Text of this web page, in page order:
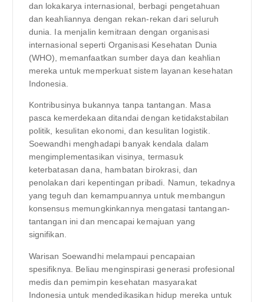
dan lokakarya internasional, berbagi pengetahuan
dan keahliannya dengan rekan-rekan dari seluruh
dunia. Ia menjalin kemitraan dengan organisasi
internasional seperti Organisasi Kesehatan Dunia
(WHO), memanfaatkan sumber daya dan keahlian
mereka untuk memperkuat sistem layanan kesehatan
Indonesia.
Kontribusinya bukannya tanpa tantangan. Masa
pasca kemerdekaan ditandai dengan ketidakstabilan
politik, kesulitan ekonomi, dan kesulitan logistik.
Soewandhi menghadapi banyak kendala dalam
mengimplementasikan visinya, termasuk
keterbatasan dana, hambatan birokrasi, dan
penolakan dari kepentingan pribadi. Namun, tekadnya
yang teguh dan kemampuannya untuk membangun
konsensus memungkinkannya mengatasi tantangan-
tantangan ini dan mencapai kemajuan yang
signifikan.
Warisan Soewandhi melampaui pencapaian
spesifiknya. Beliau menginspirasi generasi profesional
medis dan pemimpin kesehatan masyarakat
Indonesia untuk mendedikasikan hidup mereka untuk